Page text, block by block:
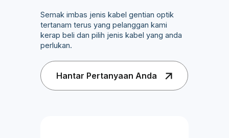
Semak imbas jenis kabel gentian optik
tertanam terus yang pelanggan kami
kerap beli dan pilih jenis kabel yang anda
perlukan.
Hantar Pertanyaan Anda